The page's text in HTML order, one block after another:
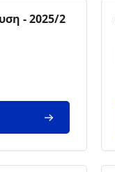
- 2025/2